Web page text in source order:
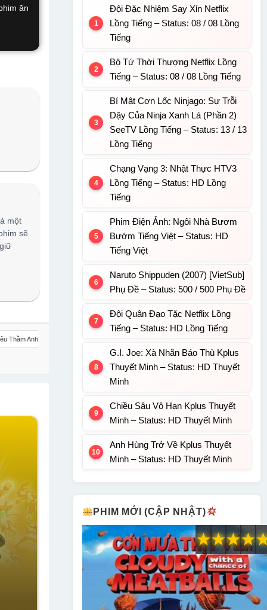
ăn
một
sẽ
Thầm Anh
Đội Đặc Nhiệm Say Xỉn Netflix
Lồng Tiếng – Status: 08 / 08 Lồng
Tiếng
Bộ Tứ Thời Thượng Netflix Lồng
Tiếng – Status: 08 / 08 Lồng Tiếng
Bí Mật Cơn Lốc Ninjago: Sự Trỗi
Dậy Của Ninja Xanh Lá (Phần 2)
SeeTV Lồng Tiếng – Status: 13 / 13
Lồng Tiếng
Chạng Vạng 3: Nhật Thực HTV3
Lồng Tiếng – Status: HD Lồng
Tiếng
Phim Điện Ảnh: Ngôi Nhà Bươm
Bướm Tiếng Việt – Status: HD
Tiếng Việt
Naruto Shippuden (2007) [VietSub]
Phụ Đề – Status: 500 / 500 Phụ Đề
Đội Quân Đạo Tặc Netflix Lồng
Tiếng – Status: HD Lồng Tiếng
G.I. Joe: Xà Nhãn Báo Thù Kplus
Thuyết Minh – Status: HD Thuyết
Minh
Chiều Sâu Vô Hạn Kplus Thuyết
Minh – Status: HD Thuyết Minh
Anh Hùng Trở Về Kplus Thuyết
Minh – Status: HD Thuyết Minh
PHIM MỚI (CẬP NHẬT)
★
★
★
★